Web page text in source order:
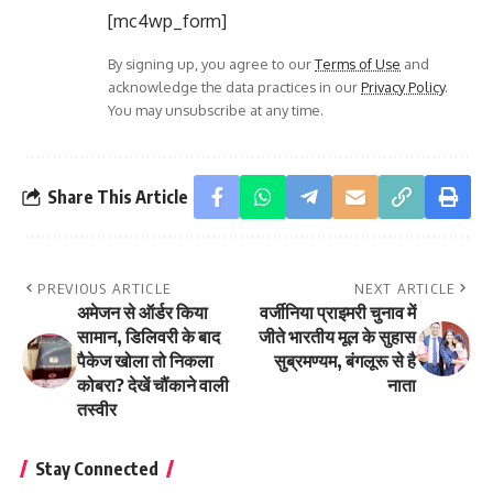
[mc4wp_form]
By signing up, you agree to ourTerms of Use and
acknowledge the data practices in ourPrivacy Policy.
You may unsubscribe at any time.
Share This Article
PREVIOUS ARTICLE
अमेजन से ऑर्डर किया
सामान, डिलिवरी के बाद
पैकेज खोला तो निकला
कोबरा? देखें चौंकाने वाली
तस्वीर
NEXT ARTICLE
वर्जीनिया प्राइमरी चुनाव में
जीते भारतीय मूल के सुहास
सुब्रमण्यम, बंगलूरू से है
नाता
Stay Connected